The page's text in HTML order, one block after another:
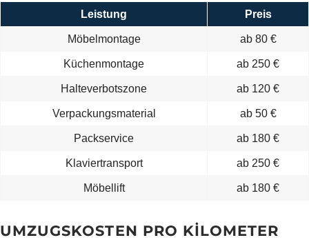
Leistung Preis
Möbelmontage ab 80 €
Küchenmontage ab 250 €
Halteverbotszone ab 120 €
Verpackungsmaterial ab 50 €
Packservice ab 180 €
Klaviertransport ab 250 €
Möbellift ab 180 €
UMZUGSKOSTEN PRO KILOMETER